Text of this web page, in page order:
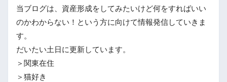
当ブログは、資産形成をしてみたいけど何をすればいい
のかわからない！という方に向けて情報発信していきま
す。
だいたい土日に更新しています。
＞関東在住
＞猫好き